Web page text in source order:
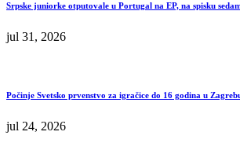
Srpske juniorke otputovale u Portugal na EP, na spisku
jul 31, 2026
Počinje Svetsko prvenstvo za igračice do 16 godina u
jul 24, 2026